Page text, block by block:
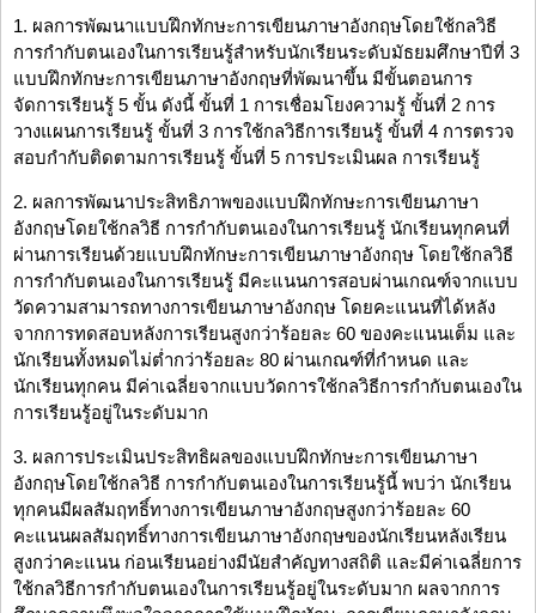
1. ผลการพัฒนาแบบฝึกทักษะการเขียนภาษาอังกฤษโดยใช้กลวิธี
การกำกับตนเองในการเรียนรู้สำหรับนักเรียนระดับมัธยมศึกษาปีที่ 3
แบบฝึกทักษะการเขียนภาษาอังกฤษที่พัฒนาขึ้น มีขั้นตอนการ
จัดการเรียนรู้ 5 ขั้น ดังนี้ ขั้นที่ 1 การเชื่อมโยงความรู้ ขั้นที่ 2 การ
วางแผนการเรียนรู้ ขั้นที่ 3 การใช้กลวิธีการเรียนรู้ ขั้นที่ 4 การตรวจ
สอบกำกับติดตามการเรียนรู้ ขั้นที่ 5 การประเมินผล การเรียนรู้
2. ผลการพัฒนาประสิทธิภาพของแบบฝึกทักษะการเขียนภาษา
อังกฤษโดยใช้กลวิธี การกำกับตนเองในการเรียนรู้ นักเรียนทุกคนที่
ผ่านการเรียนด้วยแบบฝึกทักษะการเขียนภาษาอังกฤษ โดยใช้กลวิธี
การกำกับตนเองในการเรียนรู้ มีคะแนนการสอบผ่านเกณฑ์จากแบบ
วัดความสามารถทางการเขียนภาษาอังกฤษ โดยคะแนนที่ได้หลัง
จากการทดสอบหลังการเรียนสูงกว่าร้อยละ 60 ของคะแนนเต็ม และ
นักเรียนทั้งหมดไม่ต่ำกว่าร้อยละ 80 ผ่านเกณฑ์ที่กำหนด และ
นักเรียนทุกคน มีค่าเฉลี่ยจากแบบวัดการใช้กลวิธีการกำกับตนเองใน
การเรียนรู้อยู่ในระดับมาก
3. ผลการประเมินประสิทธิผลของแบบฝึกทักษะการเขียนภาษา
อังกฤษโดยใช้กลวิธี การกำกับตนเองในการเรียนรู้นี้ พบว่า นักเรียน
ทุกคนมีผลสัมฤทธิ์ทางการเขียนภาษาอังกฤษสูงกว่าร้อยละ 60
คะแนนผลสัมฤทธิ์ทางการเขียนภาษาอังกฤษของนักเรียนหลังเรียน
สูงกว่าคะแนน ก่อนเรียนอย่างมีนัยสำคัญทางสถิติ และมีค่าเฉลี่ยการ
ใช้กลวิธีการกำกับตนเองในการเรียนรู้อยู่ในระดับมาก ผลจากการ